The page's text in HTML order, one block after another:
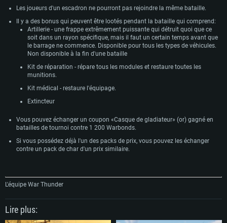
Les joueurs d'un escadron ne pourront pas rejoindre la même bataille.
Il y a des bonus qui peuvent être lootés pendant la bataille qui comprend:
Artillerie - une frappe extrêmement puissante qui détruit quoi que ce
soit dans un rayon spécifique, mais il faut un certain temps avant que
le barrage ne commence. Disponible pour tous les types de véhicules.
Non disponible à la fin d'une bataille
Kit de réparation - répare tous les modules et restaure toutes les
munitions.
Kit médical - restaure l'équipage.
Extincteur
Vous pouvez échanger un coupon «Casque de gladiateur» (or) gagné en
batailles de tournoi contre 1 200 Warbonds.
Si vous possédez déjà l'un des packs de prix, vous pouvez les échanger
contre un pack de char d'un prix similaire.
L'équipe War Thunder
Lire plus: